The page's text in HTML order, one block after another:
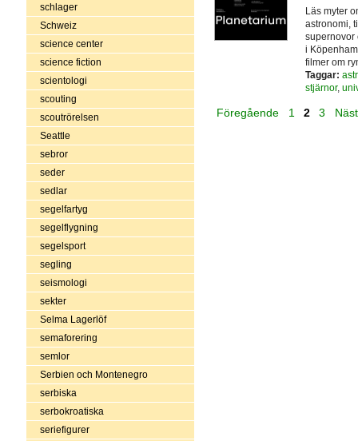
schlager
Schweiz
science center
science fiction
scientologi
scouting
scoutrörelsen
Seattle
sebror
seder
sedlar
segelfartyg
segelflygning
segelsport
segling
seismologi
sekter
Selma Lagerlöf
semaforering
semlor
Serbien och Montenegro
serbiska
serbokroatiska
seriefigurer
Läs myter
astronomi,
supernovor
i
filmer om
Taggar:
stjärnor,
Föregående 1 2 3